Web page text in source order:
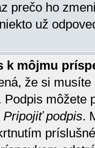
prečo ho
už
k môjmu
že si
Podpis môžete
Pripojiť podpis.